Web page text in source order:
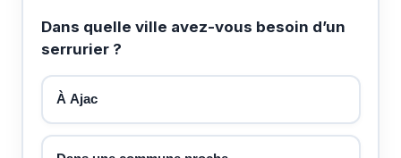
Dans quelle ville avez-vous besoin d’un
serrurier ?
À Ajac